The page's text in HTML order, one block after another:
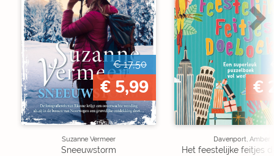
€ 17,50
€ 5,99
Suzanne Vermeer
Sneeuwstorm
€
Davenport, Amber
Het feestelijke feitjes